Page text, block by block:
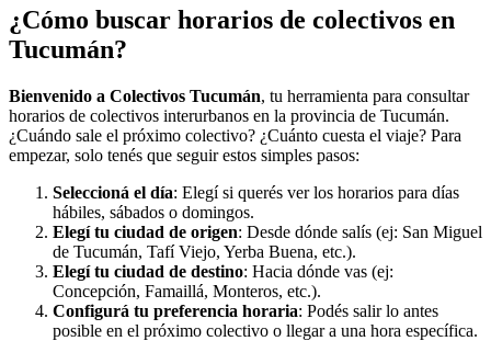
¿Cómo buscar horarios de colectivos en
Tucumán?
Bienvenido a Colectivos Tucumán, tu herramienta para consultar
horarios de colectivos interurbanos en la provincia de Tucumán.
¿Cuándo sale el próximo colectivo? ¿Cuánto cuesta el viaje? Para
empezar, solo tenés que seguir estos simples pasos:
Seleccioná el día: Elegí si querés ver los horarios para días
hábiles, sábados o domingos.
Elegí tu ciudad de origen: Desde dónde salís (ej: San Miguel
de Tucumán, Tafí Viejo, Yerba Buena, etc.).
Elegí tu ciudad de destino: Hacia dónde vas (ej:
Concepción, Famaillá, Monteros, etc.).
Configurá tu preferencia horaria: Podés salir lo antes
posible en el próximo colectivo o llegar a una hora específica.